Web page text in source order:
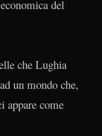
del
che Lughia
un mondo che,
appare come